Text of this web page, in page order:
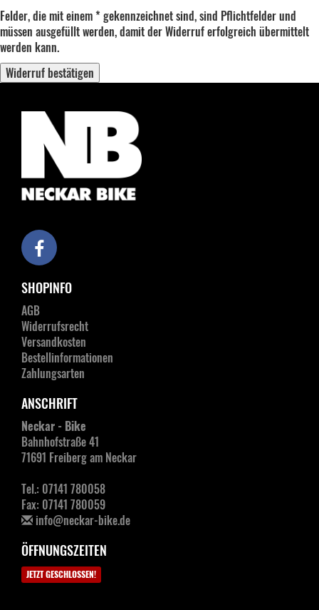
Felder, die mit einem * gekennzeichnet sind, sind Pflichtfelder und
müssen ausgefüllt werden, damit der Widerruf erfolgreich übermittelt
werden kann.
Widerruf bestätigen
SHOPINFO
AGB
Widerrufsrecht
Versandkosten
Bestellinformationen
Zahlungsarten
ANSCHRIFT
Neckar - Bike
Bahnhofstraße 41
71691 Freiberg am Neckar
Tel.: 07141 780058
Fax: 07141 780059
info@neckar-bike.de
ÖFFNUNGSZEITEN
JETZT GESCHLOSSEN!